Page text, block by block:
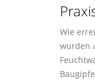
Wie
wurden